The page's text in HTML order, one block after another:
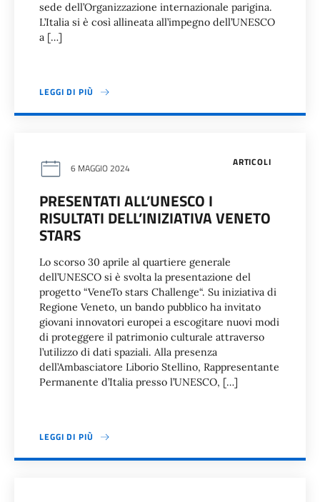
sede dell’Organizzazione internazionale parigina.
L’Italia si è così allineata all’impegno dell’UNESCO
a […]
LEGGI DI PIÙ
ARTICOLI
6 MAGGIO 2024
PRESENTATI ALL’UNESCO I
RISULTATI DELL’INIZIATIVA VENETO
STARS
Lo scorso 30 aprile al quartiere generale
dell’UNESCO si è svolta la presentazione del
progetto “VeneTo stars Challenge“. Su iniziativa di
Regione Veneto, un bando pubblico ha invitato
giovani innovatori europei a escogitare nuovi modi
di proteggere il patrimonio culturale attraverso
l’utilizzo di dati spaziali. Alla presenza
dell’Ambasciatore Liborio Stellino, Rappresentante
Permanente d’Italia presso l’UNESCO, […]
LEGGI DI PIÙ